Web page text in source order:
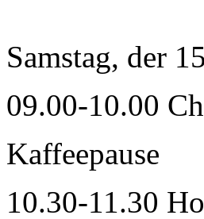
Samstag, der
09.00-10.00
Kaffeepause
10.30-11.30